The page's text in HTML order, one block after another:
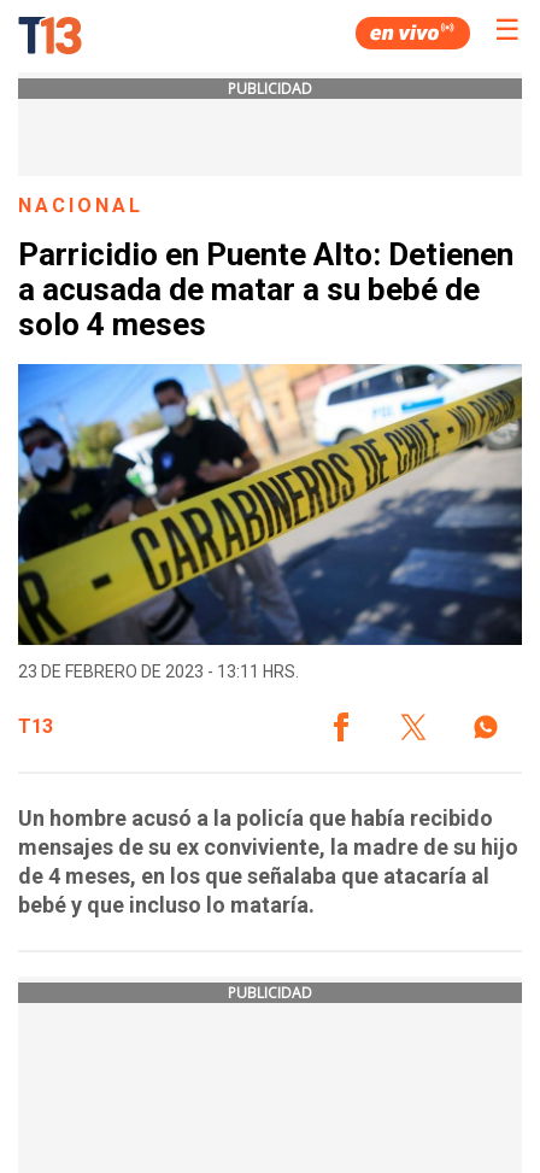
☰
PUBLICIDAD
NACIONAL
Parricidio en Puente Alto: Detienen
a acusada de matar a su bebé de
solo 4 meses
23 DE FEBRERO DE 2023 - 13:11 HRS.
T13
Un hombre acusó a la policía que había recibido
mensajes de su ex conviviente, la madre de su hijo
de 4 meses, en los que señalaba que atacaría al
bebé y que incluso lo mataría.
PUBLICIDAD